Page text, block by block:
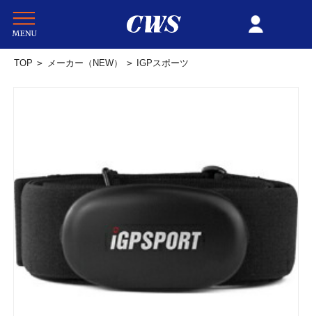
TOP > メーカー（NEW） > IGPスポーツ